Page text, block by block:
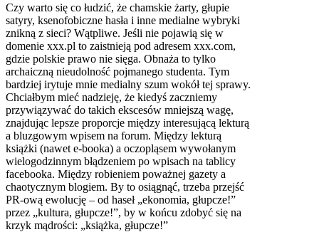
Czy warto się co łudzić, że chamskie żarty, głupie
satyry, ksenofobiczne hasła i inne medialne wybryki
znikną z sieci? Wątpliwe. Jeśli nie pojawią się w
domenie xxx.pl to zaistnieją pod adresem xxx.com,
gdzie polskie prawo nie sięga. Obnaża to tylko
archaiczną nieudolność pojmanego studenta. Tym
bardziej irytuje mnie medialny szum wokół tej sprawy.
Chciałbym mieć nadzieję, że kiedyś zaczniemy
przywiązywać do takich ekscesów mniejszą wagę,
znajdując lepsze proporcje między interesującą lekturą
a bluzgowym wpisem na forum. Między lekturą
książki (nawet e-booka) a oczopląsem wywołanym
wielogodzinnym błądzeniem po wpisach na tablicy
facebooka. Między robieniem poważnej gazety a
chaotycznym blogiem. By to osiągnąć, trzeba przejść
PR-ową ewolucję – od haseł „ekonomia, głupcze!”
przez „kultura, głupcze!”, by w końcu zdobyć się na
krzyk mądrości: „książka, głupcze!”